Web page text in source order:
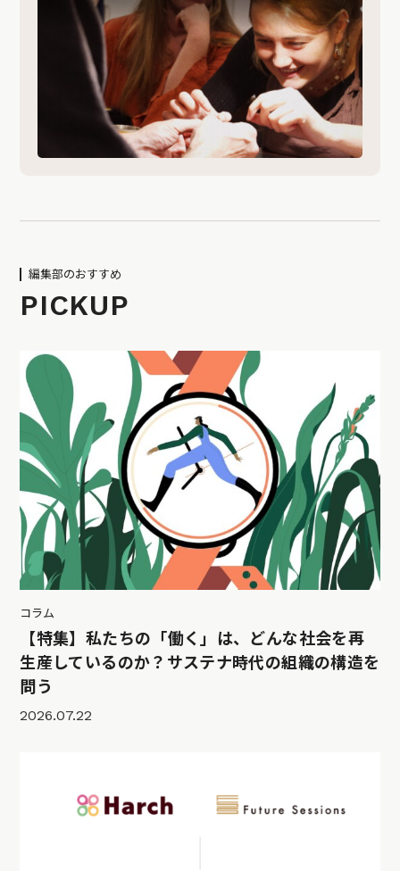
編集部のおすすめ
PICKUP
コラム
【特集】私たちの「働く」は、どんな社会を再
生産しているのか？サステナ時代の組織の構造を
問う
2026.07.22